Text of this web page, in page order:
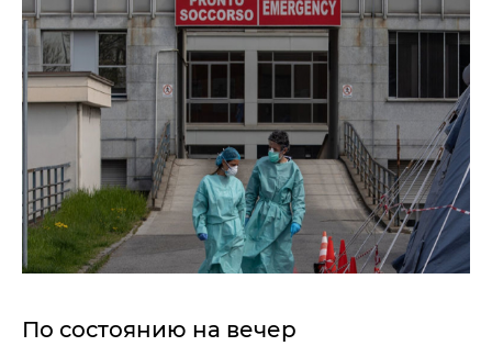
По состоянию на вечер